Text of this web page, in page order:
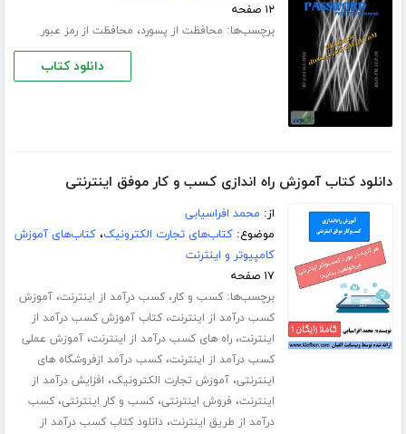
۱۲ صفحه
برچسب‌ها: محافظت از پسورد، محافظت از رمز عبور
دانلود کتاب
دانلود کتاب آموزش راه اندازی کسب و کار موفق اینترنتی
از: محمد افراسیابی
موضوع:کتاب‌های تجارت الکترونیک،کتاب‌های آموزش
کامپیوتر و اینترنت
۱۷ صفحه
برچسب‌ها:کسب و کار،کسب درآمد از اینترنت،آموزش
کسب درآمد از اینترنت،کتاب آموزش کسب درآمد از
اینترنت،راه های کسب درآمد از اینترنت،آموزش عملی
کسب درآمد از اینترنت،کسب درآمد ازفروشگاه های
اینترنتی،آموزش تجارت الکترونیک، افزایش درآمد از
اینترنت، فروش اینترنتی،کسب و کار اینترنتی،کسب
درآمد از طریق اینترنت،دانلود کتاب کسب درآمد از